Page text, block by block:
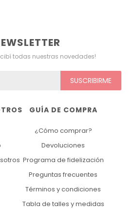
GUÍA DE COMPRA
¿Cómo comprar?
Devoluciones
Programa de fidelización
Preguntas frecuentes
Términos y condiciones
Tabla de talles y medidas
todas nuestras novedades!
SUSCRIBIRME